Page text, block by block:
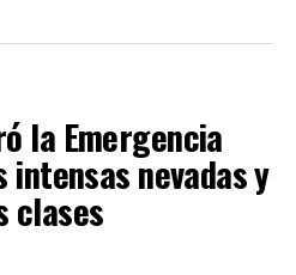
la Emergencia
nevadas y
clases